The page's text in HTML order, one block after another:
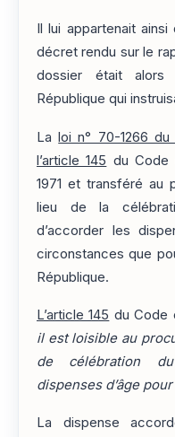
Il lui appartenait
décret rendu sur le
dossier était
République qui
Laloi n° 70-1266
l’article 145 du Code
1971 et transféré au
lieu de la
d’accorder les
circonstances que
République.
L’article 145 du Code
il est loisible au
de célébration
dispenses d’âge
La dispense